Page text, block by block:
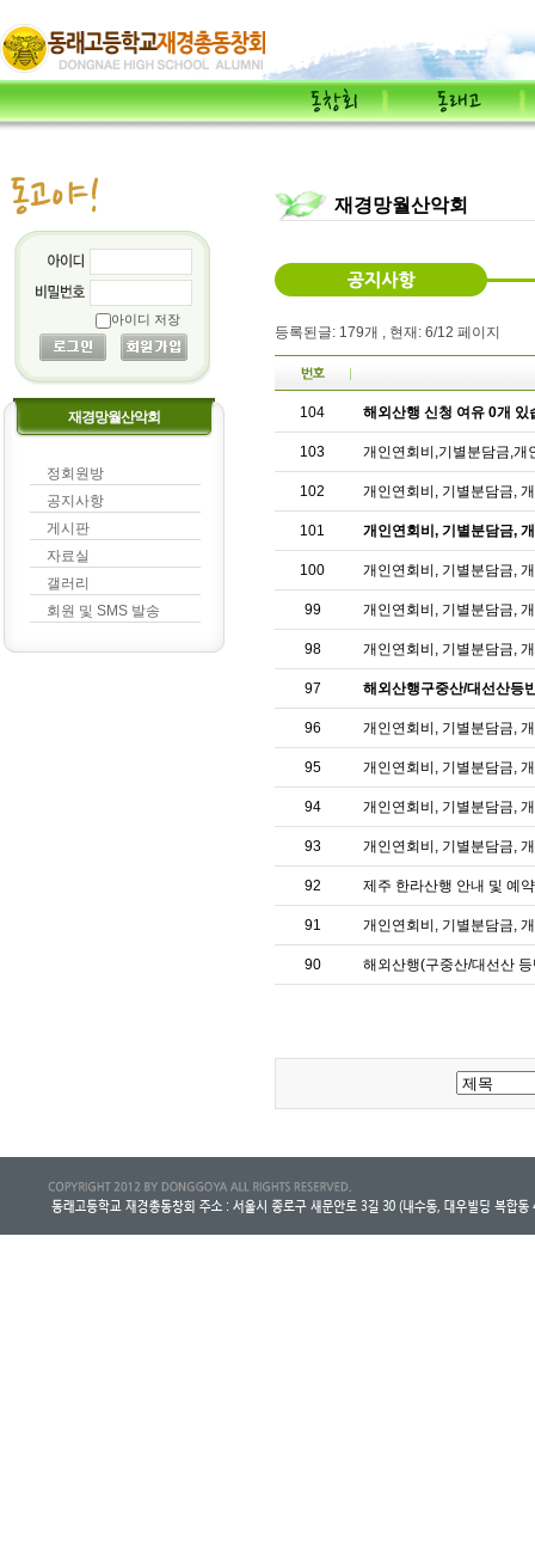
아이디 저장
재경망월산악회
정회원방
공지사항
게시판
자료실
갤러리
회원 및 SMS 발송
재경망월산악회
등록된글: 179개 , 현재: 6/12 페이지
104 해외산행 신청 여유 0개
103 개인연회비,기별분담금,개
102 개인연회비, 기별분담금,
101 개인연회비, 기별분담금,
100 개인연회비, 기별분담금,
99 개인연회비, 기별분담금,
98 개인연회비, 기별분담금,
97 해외산행구중산/대선산등
96 개인연회비, 기별분담금,
95 개인연회비, 기별분담금,
94 개인연회비, 기별분담금,
93 개인연회비, 기별분담금,
92 제주 한라산행 안내 및 예
91 개인연회비, 기별분담금,
90 해외산행(구중산/대선산